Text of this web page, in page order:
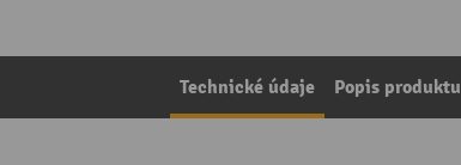
Technické údaje Popis produktu